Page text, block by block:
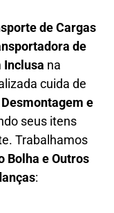
de Cargas
de
Inclusa na
cuida de
e
seus itens
Trabalhamos
Bolha e Outros
: